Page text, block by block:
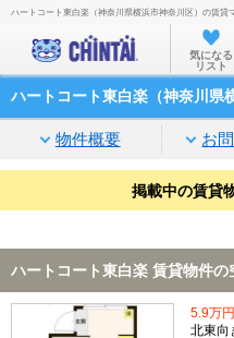
お部
ハートコート東白楽（神奈川県横浜市神奈川区）の賃貸
気になる
リスト
ハートコート東白楽（神奈川県
物件概要 お
掲載中の賃貸
ハートコート東白楽 賃貸物件の
5.9万円
北東向